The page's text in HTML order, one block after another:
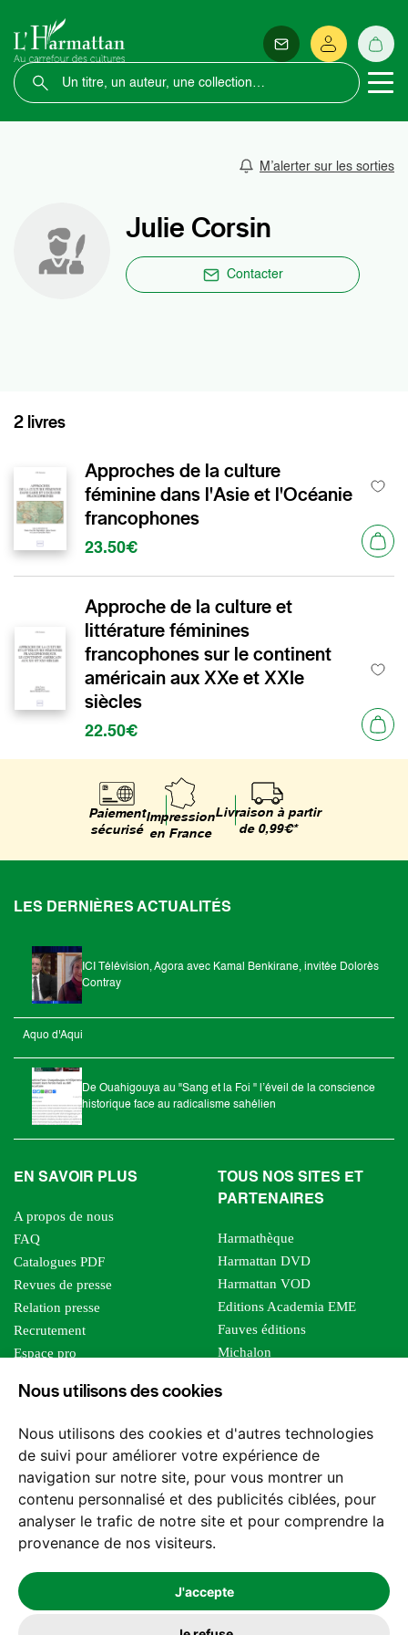
Nous utilisons des cookies
Nous utilisons des cookies et d'autres technologies
de suivi pour améliorer votre expérience de
navigation sur notre site, pour vous montrer un
contenu personnalisé et des publicités ciblées, pour
analyser le trafic de notre site et pour comprendre la
provenance de nos visiteurs.
J'accepte
M’alerter sur les sorties
Julie Corsin
Contacter
2 livres
Approches de la culture
féminine dans l'Asie et l'Océanie
francophones
23.50€
Approche de la culture et
littérature féminines
francophones sur le continent
américain aux XXe et XXIe
siècles
22.50€
Paiement
sécurisé
Impression
en France
Livraison à partir
de 0,99€*
LES DERNIÈRES ACTUALITÉS
ICI Télévision, Agora avec Kamal Benkirane, invitée Dolorès
Contray
Aquo d'Aqui
De Ouahigouya au "Sang et la Foi " l’éveil de la conscience
historique face au radicalisme sahélien
EN SAVOIR PLUS
A propos de nous
FAQ
Catalogues PDF
Revues de presse
Relation presse
Recrutement
Espace pro
Foreign rights
TOUS NOS SITES ET
PARTENAIRES
Harmathèque
Harmattan DVD
Harmattan VOD
Editions Academia EME
Fauves éditions
Michalon
Editions Sutton
Les impliqués
Tous les éditeurs
Nos structures
Nous contacter